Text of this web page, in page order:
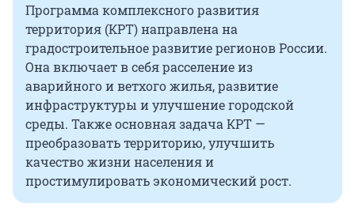
Программа комплексного развития
территория (КРТ) направлена на
градостроительное развитие регионов России.
Она включает в себя расселение из
аварийного и ветхого жилья, развитие
инфраструктуры и улучшение городской
среды. Также основная задача КРТ —
преобразовать территорию, улучшить
качество жизни населения и
простимулировать экономический рост.